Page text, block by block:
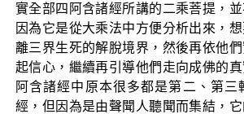
實全部四阿含諸經所講的二乘菩提，並
因為它是從大乘法中方便分析出來，
離三界生死的解脫境界，然後再依他
起信心，繼續再引導他們走向成佛的
阿含諸經中原本很多都是第二、第三
經，但因為是由聲聞人聽聞而集結，